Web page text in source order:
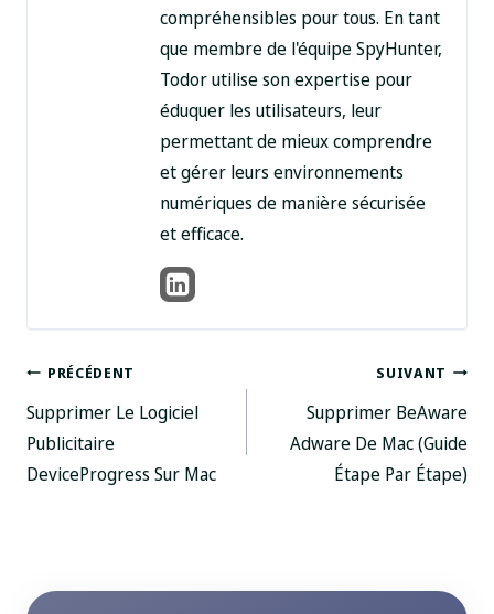
compréhensibles pour tous. En tant
que membre de l'équipe SpyHunter,
Todor utilise son expertise pour
éduquer les utilisateurs, leur
permettant de mieux comprendre
et gérer leurs environnements
numériques de manière sécurisée
et efficace.
Navigation
des
articles
PRÉCÉDENT
Supprimer Le Logiciel
Publicitaire
DeviceProgress Sur Mac
SUIVANT
Supprimer BeAware
Adware De Mac (Guide
Étape Par Étape)